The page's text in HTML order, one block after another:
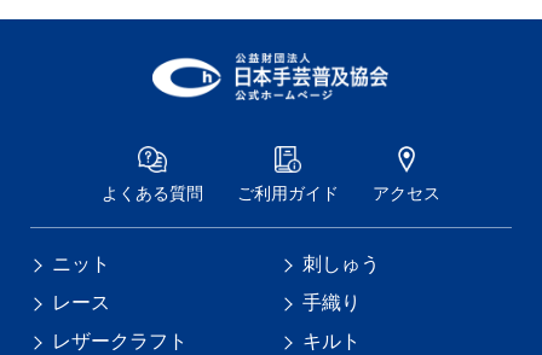
よくある質問 ご利用ガイド アクセス
ニット
刺しゅう
レース
手織り
レザークラフト
キルト